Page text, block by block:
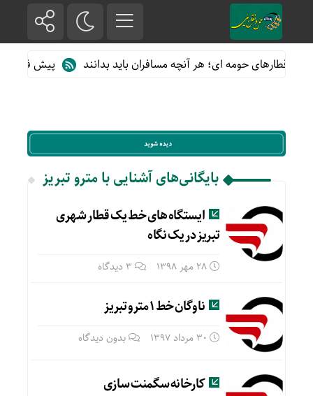
از قطارهای حومه ای؛ هر آنچه مسافران باید بدانند پیش فروش
بایگانی‌های آشنایی با مترو تبریز
ایستگاه های خط یک قطار شهری
تبریز در یک نگاه
28 مهر 1398 3 دیدگاه
ناوگان خط ۱ مترو تبریز
30 مرداد 1397 بدون دیدگاه
کارخانه سگمنت سازی